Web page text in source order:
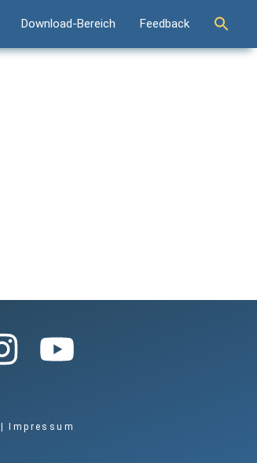
Download-Bereich Feedback
|Impressum